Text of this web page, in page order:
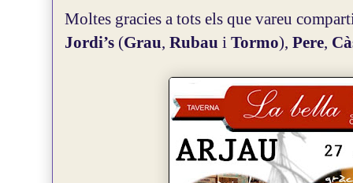
Moltes gracies a tots els que vareu
Jordi’s (Grau, Rubau i Tormo), Pere,